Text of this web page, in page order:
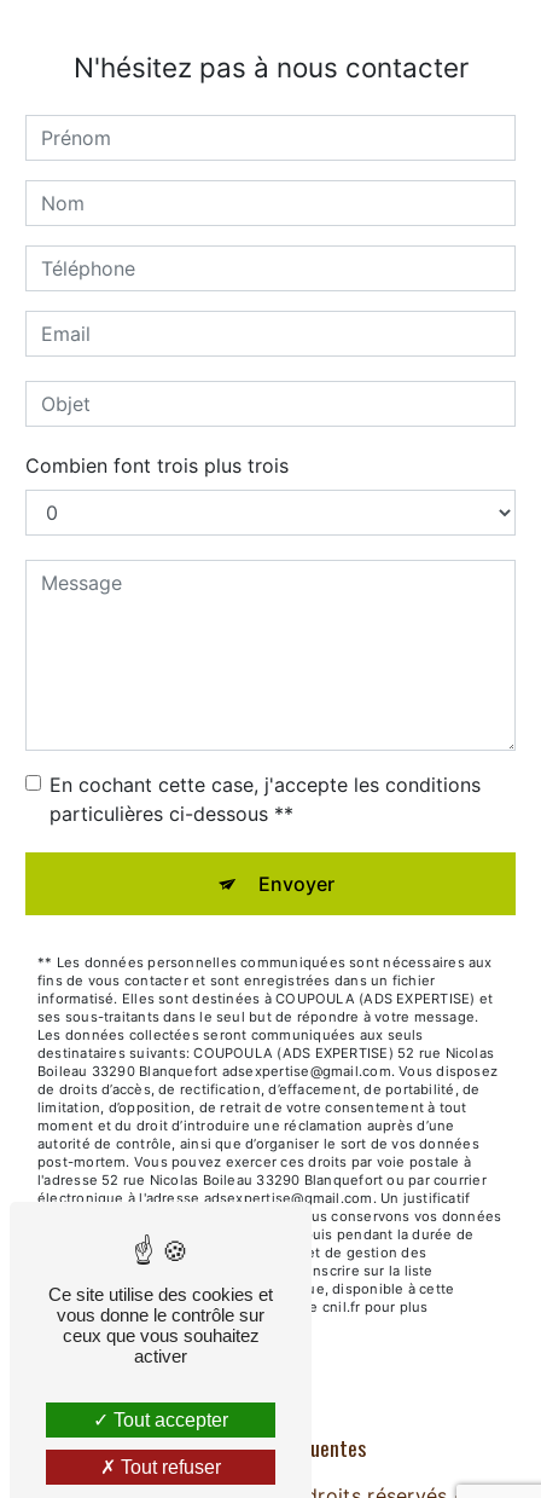
N'hésitez pas à nous contacter
Combien font trois plus trois
En cochant cette case, j'accepte les conditions
particulières ci-dessous **
Envoyer
** Les données personnelles communiquées sont nécessaires aux
fins de vous contacter et sont enregistrées dans un fichier
informatisé. Elles sont destinées à COUPOULA (ADS EXPERTISE) et
ses sous-traitants dans le seul but de répondre à votre message.
Les données collectées seront communiquées aux seuls
destinataires suivants: COUPOULA (ADS EXPERTISE) 52 rue Nicolas
Boileau 33290 Blanquefort adsexpertise@gmail.com. Vous disposez
de droits d’accès, de rectification, d’effacement, de portabilité, de
limitation, d’opposition, de retrait de votre consentement à tout
moment et du droit d’introduire une réclamation auprès d’une
autorité de contrôle, ainsi que d’organiser le sort de vos données
post-mortem. Vous pouvez exercer ces droits par voie postale à
l'adresse 52 rue Nicolas Boileau 33290 Blanquefort ou par courrier
électronique à l'adresse adsexpertise@gmail.com. Un justificatif
d'identité pourra vous être demandé. Nous conservons vos données
pendant la période de prise de contact puis pendant la durée de
prescription légale aux fins probatoires et de gestion des
contentieux. Vous avez le droit de vous inscrire sur la liste
d'opposition au démarchage téléphonique, disponible à cette
adresse: Bloctel.gouv.fr. Consultez le site cnil.fr pour plus
d’informations sur vos droits.
Recherches fréquentes
Ce site utilise des cookies et
vous donne le contrôle sur
ceux que vous souhaitez
activer
Tout accepter
Tout refuser